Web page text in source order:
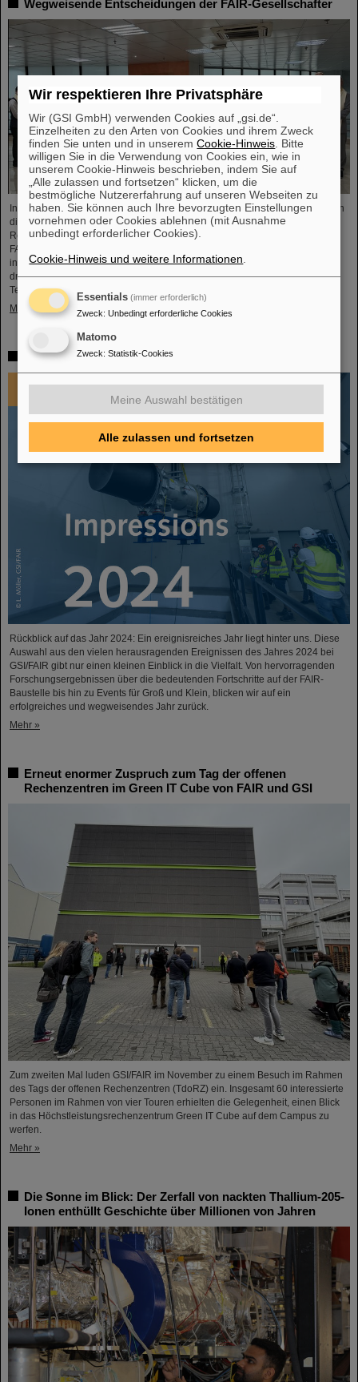
Wegweisende Entscheidungen der FAIR-Gesellschafter
In einer äußerst konstruktiven und zielführenden FAIR-Council Sitzung haben
die Gesellschafter von FAIR wegweisende Entscheidungen für die weitere
Realisierung und zukünftige Inbetriebnahme der FAIR-Anlage getroffen. Das
FAIR-Council Meeting fand am 3. und 4. Dezember 2024 erstmals beim
indischen Gesellschafter, dem Bose-Institut in Kalkutta statt. Indien ist der
drittgrößte Gesellschafter der FAIR GmbH und ein herausragend wichtiger
Technologie- und Wissenschaftspartner. Auf dem FAIR-Council…
Mehr »
Impressionen 2024
Rückblick auf das Jahr 2024: Ein ereignisreiches Jahr liegt hinter uns. Diese
Auswahl aus den vielen herausragenden Ereignissen des Jahres 2024 bei
GSI/FAIR gibt nur einen kleinen Einblick in die Vielfalt. Von hervorragenden
Forschungsergebnissen über die bedeutenden Fortschritte auf der FAIR-
Baustelle bis hin zu Events für Groß und Klein, blicken wir auf ein
erfolgreiches und wegweisendes Jahr zurück.
Mehr »
Erneut enormer Zuspruch zum Tag der offenen
Rechenzentren im Green IT Cube von FAIR und GSI
Zum zweiten Mal luden GSI/FAIR im November zu einem Besuch im Rahmen
des Tags der offenen Rechenzentren (TdoRZ) ein. Insgesamt 60 interessierte
Personen im Rahmen von vier Touren erhielten die Gelegenheit, einen Blick
in das Höchstleistungsrechenzentrum Green IT Cube auf dem Campus zu
werfen.
Mehr »
Die Sonne im Blick: Der Zerfall von nackten Thallium-205-
Ionen enthüllt Geschichte über Millionen von Jahren
Wir respektieren Ihre Privatsphäre
Wir (GSI GmbH) verwenden Cookies auf „gsi.de“.
Einzelheiten zu den Arten von Cookies und ihrem Zweck
finden Sie unten und in unseremCookie-Hinweis . Bitte
willigen Sie in die Verwendung von Cookies ein, wie in
unserem Cookie-Hinweis beschrieben, indem Sie auf
„Alle zulassen und fortsetzen“ klicken, um die
bestmögliche Nutzererfahrung auf unseren Webseiten zu
haben. Sie können auch Ihre bevorzugten Einstellungen
vornehmen oder Cookies ablehnen (mit Ausnahme
unbedingt erforderlicher Cookies).
Cookie-Hinweis und weitere Informationen
Essentials (immer erforderlich)
Zweck: Unbedingt erforderliche Cookies
Matomo
Zweck: Statistik-Cookies
Meine Auswahl bestätigen
Alle zulassen und fortsetzen